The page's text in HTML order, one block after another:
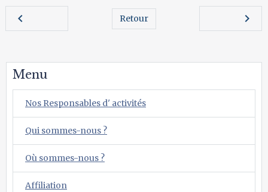
Retour
Menu
Nos Responsables d' activités
Qui sommes-nous ?
Où sommes-nous ?
Affiliation